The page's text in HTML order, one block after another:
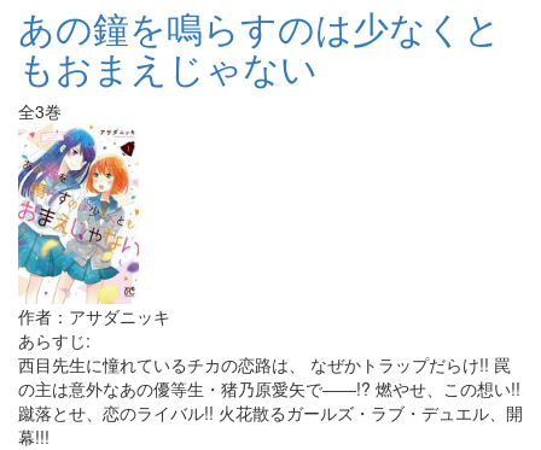
あの鐘を鳴らすのは少なくと
もおまえじゃない
全3巻
作者：アサダニッキ
あらすじ:
西目先生に憧れているチカの恋路は、 なぜかトラップだらけ!! 罠
の主は意外なあの優等生・猪乃原愛矢で――!? 燃やせ、この想い!!
蹴落とせ、恋のライバル!! 火花散るガールズ・ラブ・デュエル、開
幕!!!